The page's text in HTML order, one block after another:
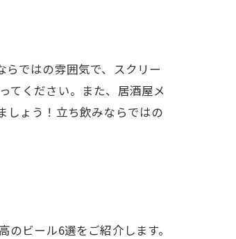
ではの雰囲気で、スクリー
てください。また、居酒屋メ
しょう！立ち飲みならではの
ビール6選をご紹介します。